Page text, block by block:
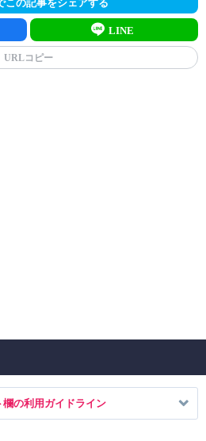
この記事をシェアする
LINE
URLコピー
欄の利用ガイドライン